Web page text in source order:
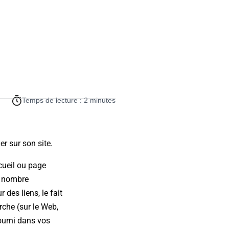
Temps de lecture : 2 minutes
sur son site.
ou page
des liens, le fait
(sur le Web,
dans vos